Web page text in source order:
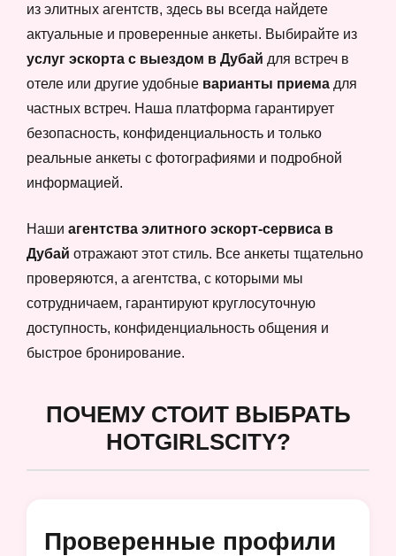
из элитных агентств, здесь вы всегда найдете
актуальные и проверенные анкеты. Выбирайте из
услуг эскорта с выездом в Дубай для встреч в
отеле или другие удобные варианты приема для
частных встреч. Наша платформа гарантирует
безопасность, конфиденциальность и только
реальные анкеты с фотографиями и подробной
информацией.
Наши агентства элитного эскорт-сервиса в
Дубай отражают этот стиль. Все анкеты тщательно
проверяются, а агентства, с которыми мы
сотрудничаем, гарантируют круглосуточную
доступность, конфиденциальность общения и
быстрое бронирование.
ПОЧЕМУ СТОИТ ВЫБРАТЬ
HOTGIRLSCITY?
Проверенные профили